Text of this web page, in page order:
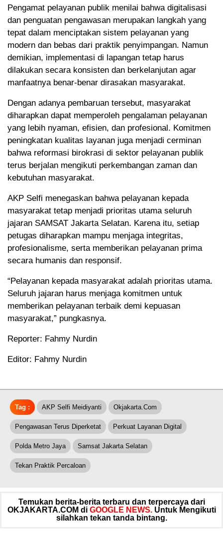
Pengamat pelayanan publik menilai bahwa digitalisasi
dan penguatan pengawasan merupakan langkah yang
tepat dalam menciptakan sistem pelayanan yang
modern dan bebas dari praktik penyimpangan. Namun
demikian, implementasi di lapangan tetap harus
dilakukan secara konsisten dan berkelanjutan agar
manfaatnya benar-benar dirasakan masyarakat.
Dengan adanya pembaruan tersebut, masyarakat
diharapkan dapat memperoleh pengalaman pelayanan
yang lebih nyaman, efisien, dan profesional. Komitmen
peningkatan kualitas layanan juga menjadi cerminan
bahwa reformasi birokrasi di sektor pelayanan publik
terus berjalan mengikuti perkembangan zaman dan
kebutuhan masyarakat.
AKP Selfi menegaskan bahwa pelayanan kepada
masyarakat tetap menjadi prioritas utama seluruh
jajaran SAMSAT Jakarta Selatan. Karena itu, setiap
petugas diharapkan mampu menjaga integritas,
profesionalisme, serta memberikan pelayanan prima
secara humanis dan responsif.
“Pelayanan kepada masyarakat adalah prioritas utama.
Seluruh jajaran harus menjaga komitmen untuk
memberikan pelayanan terbaik demi kepuasan
masyarakat,” pungkasnya.
Reporter: Fahmy Nurdin
Editor: Fahmy Nurdin
Tag : AKP Selfi Meidiyanti Okjakarta.com
Pengawasan Terus Diperketat Perkuat Layanan Digital
Polda Metro Jaya Samsat Jakarta Selatan
Tekan Praktik Percaloan
Temukan berita-berita terbaru dan terpercaya dari
OKJAKARTA.COM di GOOGLE NEWS. Untuk Mengikuti
silahkan tekan tanda bintang.